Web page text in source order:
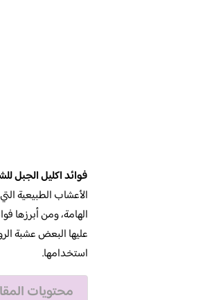
فوائد اكليل الجبل
الأعشاب الطبيعية
الهامة، ومن أبرزها
عليها البعض عشبة
استخدامها.
محتويات